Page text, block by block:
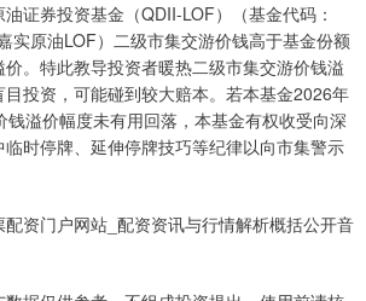
证券投资基金（QDII-LOF）（基金代码：
实原油LOF）二级市集交游价钱高于基金份额
。特此教导投资者暖热二级市集交游价钱溢
投资，可能碰到较大赔本。若本基金2026年
溢价幅度未有用回落，本基金有权收受向深
时停牌、延伸停牌技巧等纪律以向市集警示
资门户网站_配资资讯与行情解析概括公开音